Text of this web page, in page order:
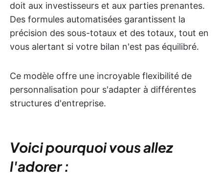
doit aux investisseurs et aux parties prenantes.
Des formules automatisées garantissent la
précision des sous-totaux et des totaux, tout en
vous alertant si votre bilan n'est pas équilibré.
Ce modèle offre une incroyable flexibilité de
personnalisation pour s'adapter à différentes
structures d'entreprise.
Voici pourquoi vous allez
l'adorer :